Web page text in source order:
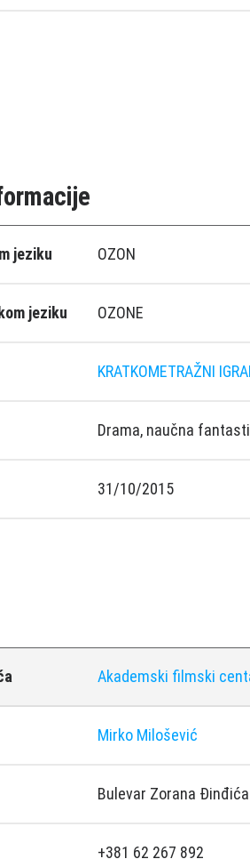
jeziku OZON
jeziku OZONE
KRATKOMETRAŽNI
Drama, naučna
31/10/2015
Akademski filmski
Mirko Milošević
Bulevar Zorana
+381 62 267 892